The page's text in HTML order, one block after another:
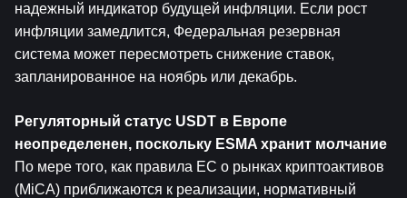
надежный индикатор будущей инфляции. Если рост
инфляции замедлится, Федеральная резервная
система может пересмотреть снижение ставок,
запланированное на ноябрь или декабрь.
Регуляторный статус USDT в Европе
неопределенен, поскольку ESMA хранит молчание
По мере того, как правила ЕС о рынках криптоактивов
(MiCA) приближаются к реализации, нормативный